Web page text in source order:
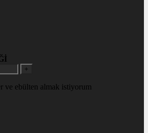
+
ve ebülten almak istiyorum